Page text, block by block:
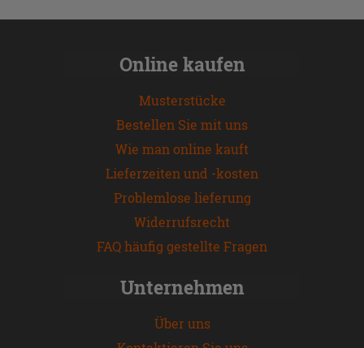
Online kaufen
Musterstücke
Bestellen Sie mit uns
Wie man online kauft
Lieferzeiten und -kosten
Problemlose lieferung
Widerrufsrecht
FAQ häufig gestellte Fragen
Unternehmen
Über uns